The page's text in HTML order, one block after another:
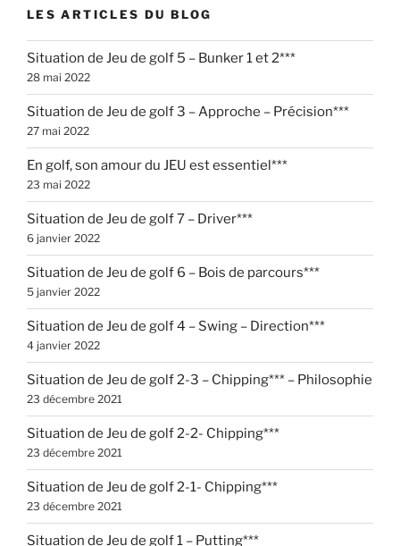
LES ARTICLES DU BLOG
Situation de Jeu de golf 5 – Bunker 1 et 2***
28 mai 2022
Situation de Jeu de golf 3 – Approche – Précision***
27 mai 2022
En golf, son amour du JEU est essentiel***
23 mai 2022
Situation de Jeu de golf 7 – Driver***
6 janvier 2022
Situation de Jeu de golf 6 – Bois de parcours***
5 janvier 2022
Situation de Jeu de golf 4 – Swing – Direction***
4 janvier 2022
Situation de Jeu de golf 2-3 – Chipping*** – Philosophie
23 décembre 2021
Situation de Jeu de golf 2-2- Chipping***
23 décembre 2021
Situation de Jeu de golf 2-1- Chipping***
23 décembre 2021
Situation de Jeu de golf 1 – Putting***